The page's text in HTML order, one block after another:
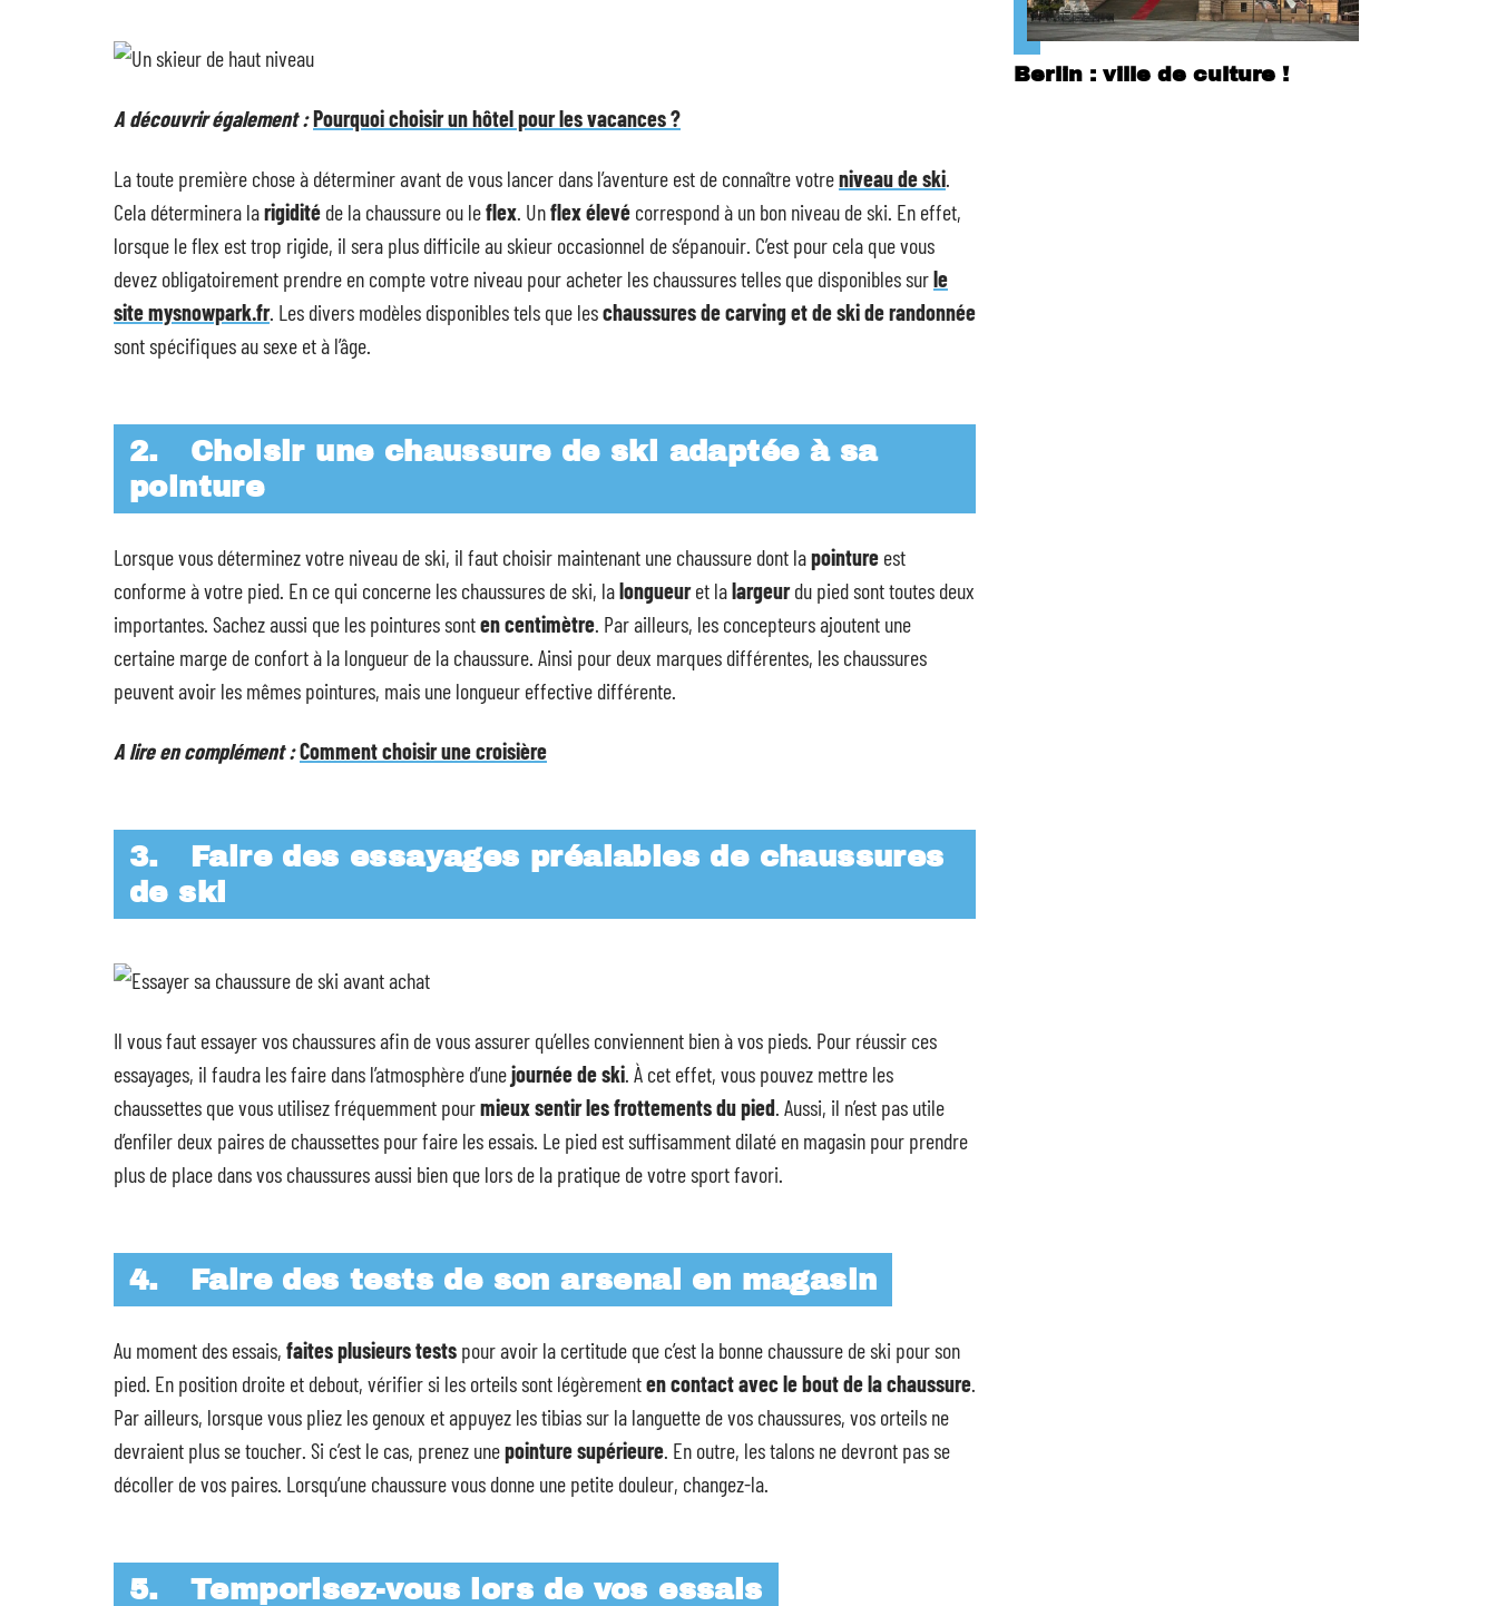
A découvrir également :Pourquoi choisir un hôtel pour les vacances ?
La toute première chose à déterminer avant de vous lancer dans l’aventure est de connaître votreniveau de ski.
Cela déterminera larigidité de la chaussure ou leflex. Unflex élevé correspond à un bon niveau de ski. En effet,
lorsque le flex est trop rigide, il sera plus difficile au skieur occasionnel de s’épanouir. C’est pour cela que vous
devez obligatoirement prendre en compte votre niveau pour acheter les chaussures telles que disponibles surle
site mysnowpark.fr. Les divers modèles disponibles tels que leschaussures de carving et de ski de randonnée
sont spécifiques au sexe et à l’âge.
2. Choisir une chaussure de ski adaptée à sa
pointure
Lorsque vous déterminez votre niveau de ski, il faut choisir maintenant une chaussure dont lapointure est
conforme à votre pied. En ce qui concerne les chaussures de ski, lalongueuret lalargeurdu pied sont toutes deux
importantes. Sachez aussi que les pointures sonten centimètre. Par ailleurs, les concepteurs ajoutent une
certaine marge de confort à la longueur de la chaussure. Ainsi pour deux marques différentes, les chaussures
peuvent avoir les mêmes pointures, mais une longueur effective différente.
A lire en complément :Comment choisir une croisière
3.
Faire des essayages préalables de chaussures
de ski
Il vous faut essayer vos chaussures afin de vous assurer qu’elles conviennent bien à vos pieds. Pour réussir ces
essayages, il faudra les faire dans l’atmosphère d’unejournée de ski. À cet effet, vous pouvez mettre les
chaussettes que vous utilisez fréquemment pourmieux sentir les frottements du pied. Aussi, il n’est pas utile
d’enfiler deux paires de chaussettes pour faire les essais. Le pied est suffisamment dilaté en magasin pour prendre
plus de place dans vos chaussures aussi bien que lors de la pratique de votre sport favori.
4. Faire des tests de son arsenal en magasin
Au moment des essais, faites plusieurs tests pour avoir la certitude que c’est la bonne chaussure de ski pour son
pied. En position droite et debout, vérifier si les orteils sont légèrementen contact avec le bout de la chaussure.
Par ailleurs, lorsque vous pliez les genoux et appuyez les tibias sur la languette de vos chaussures, vos orteils ne
devraient plus se toucher. Si c’est le cas, prenez unepointure supérieure. En outre, les talons ne devront pas se
décoller de vos paires. Lorsqu’une chaussure vous donne une petite douleur, changez-la.
5. Temporisez-vous lors de vos essais
Berlin : ville de culture !